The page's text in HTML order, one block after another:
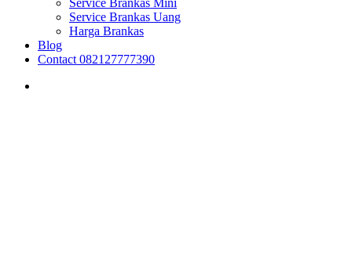
Service Brankas Mini
Service Brankas Uang
Harga Brankas
Blog
Contact 082127777390